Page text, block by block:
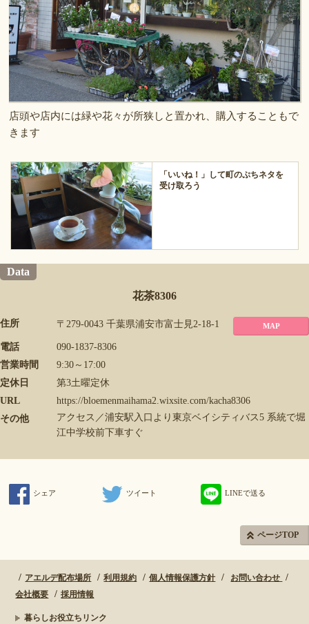
店頭や店内には緑や花々が所狭しと置かれ、購入することもで
きます
「いいね！」して町のぷちネタを
受け取ろう
Data
花茶8306
住所 〒279-0043 千葉県浦安市富士見2-18-1 MAP
電話
090-1837-8306
営業時間
9:30～17:00
定休日
第3土曜定休
URL
https://bloemenmaihama2.wixsite.com/kacha8306
その他
アクセス／浦安駅入口より東京ベイシティバス5 系統で堀
江中学校前下車すぐ
シェア ツイート LINEで送る
ページTOP
アエルデ配布場所 利用規約 個人情報保護方針
お問い合わせ
会社概要
採用情報
暮らしお役立ちリンク